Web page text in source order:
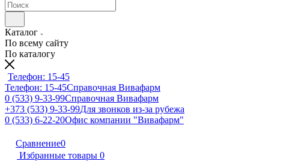
Каталог
По всему сайту
По каталогу
Телефон: 15-45
Телефон: 15-45Справочная Вивафарм
0 (533) 9-33-99Справочная Вивафарм
+373 (533) 9-33-99Для звонков из-за рубежа
0 (533) 6-22-20Офис компании "Вивафарм"
Сравнение0
Избранные товары 0